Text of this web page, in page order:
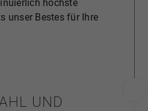
höchste
unser Bestes für Ihre
UND